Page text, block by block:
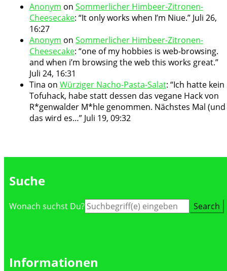
Anonym on Sommerlicher Himbeer-Zitronen-
Cheesecake: “It only works when I’m Niue.” Juli 26,
16:27
Anonym on Sommerlicher Himbeer-Zitronen-
Cheesecake: “one of my hobbies is web-browsing.
and when i’m browsing the web this works great.”
Juli 24, 16:31
Tina on Würziger Nacho-Pasta-Salat: “Ich hatte kein
Tofuhack, habe statt dessen das vegane Hack von
R*genwalder M*hle genommen. Nächstes Mal (und
das wird es…” Juli 19, 09:32
Suche
Suche
Wonach suchst Du?
Informationen